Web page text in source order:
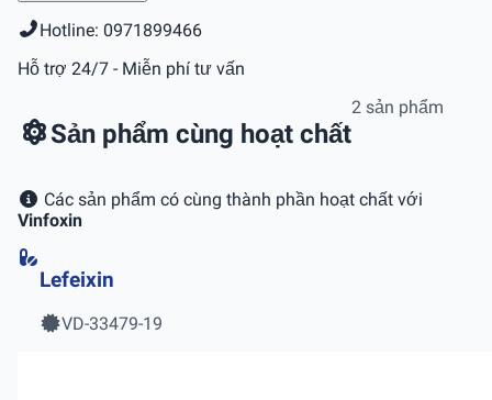
Hotline: 0971899466
Hỗ trợ 24/7 - Miễn phí tư vấn
Sản phẩm cùng hoạt chất
2 sản phẩm
Các sản phẩm có cùng thành phần hoạt chất với
Vinfoxin
Lefeixin
VD-33479-19